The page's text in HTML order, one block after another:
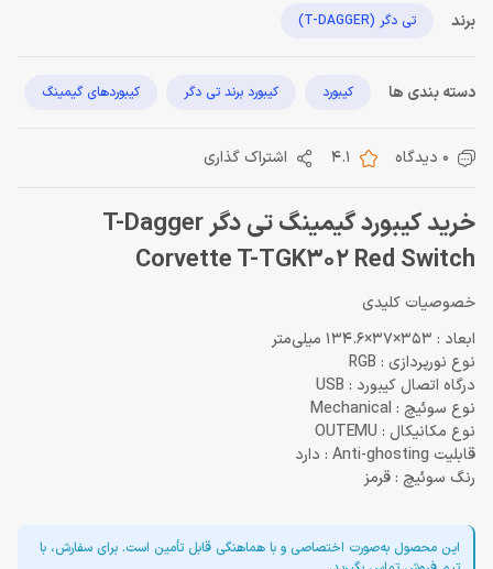
برند تی دگر (T-DAGGER)
دسته بندی ها کیبورد کیبورد برند تی دگر کیبوردهای گیمینگ
0 دیدگاه 4.1 اشتراک گذاری
خرید کیبورد گیمینگ تی دگر T-Dagger
Corvette T-TGK302 Red Switch
خصوصیات کلیدی
ابعاد : 353×37×134.6 میلی‌متر
نوع نورپردازی : RGB
درگاه اتصال کیبورد : USB
نوع سوئیچ : Mechanical
نوع مکانیکال : OUTEMU
قابلیت Anti-ghosting : دارد
رنگ سوئیچ : قرمز
این محصول به‌صورت اختصاصی و با هماهنگی قابل تأمین است. برای سفارش، با